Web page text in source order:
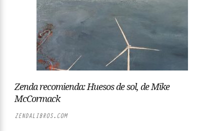
Zenda recomienda: Huesos de sol, de Mike
McCormack
ZENDALIBROS.COM